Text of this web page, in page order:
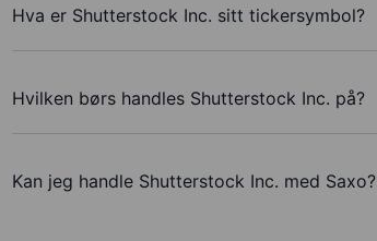
Hva er Shutterstock Inc. sitt tickersymbol?
Hvilken børs handles Shutterstock Inc. på?
Kan jeg handle Shutterstock Inc. med Saxo?